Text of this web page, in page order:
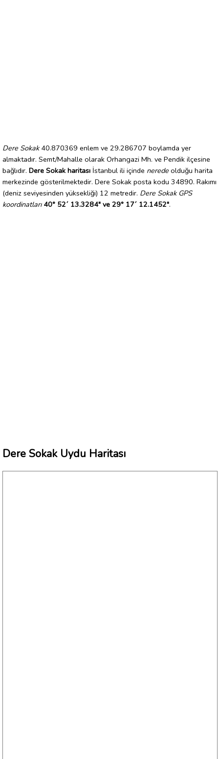
Dere Sokak40.870369 enlem ve 29.286707 boylamda yer
almaktadır. Semt/Mahalle olarak Orhangazi Mh. ve Pendik ilçesine
bağlıdır. Dere Sokak haritası İstanbul ili içinde nerede olduğu harita
merkezinde gösterilmektedir. Dere Sokak posta kodu 34890. Rakımı
(deniz seviyesinden yüksekliği) 12 metredir. Dere Sokak GPS
koordinatları 40° 52´ 13.3284" ve 29° 17´ 12.1452".
Dere Sokak Uydu Haritası